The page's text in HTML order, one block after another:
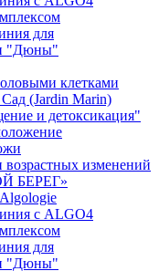
для
"Дюны"
клетками
(Jardin Marin)
и детоксикация"
изменений
БЕРЕГ»
с ALGO4
для
"Дюны"